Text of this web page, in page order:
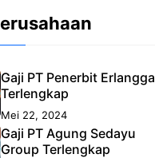
Gaji PT Penerbit Erlangga
Terlengkap
Mei 22, 2024
Gaji PT Agung Sedayu
Group Terlengkap